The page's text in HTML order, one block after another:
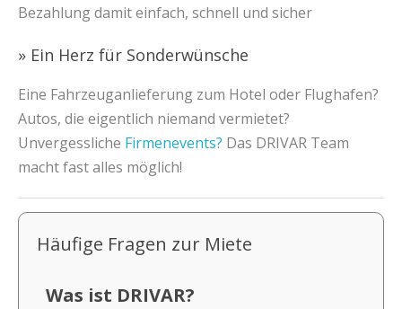
Bezahlung damit einfach, schnell und sicher
» Ein Herz für Sonderwünsche
Eine Fahrzeuganlieferung zum Hotel oder Flughafen?
Autos, die eigentlich niemand vermietet?
Unvergessliche Firmenevents? Das DRIVAR Team
macht fast alles möglich!
Häufige Fragen zur Miete
Was ist DRIVAR?